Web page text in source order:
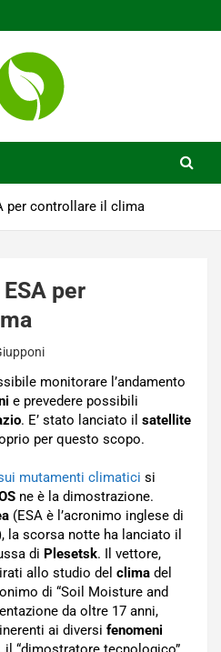
per controllare il clima
per
monitorare l’andamento
e prevedere possibili
. E’ stato lanciato il satellite
per questo scopo.
mutamenti climatici si
ne è la dimostrazione.
(ESA è l’acronimo inglese di
la scorsa notte ha lanciato il
di Plesetsk. Il vettore,
allo studio del clima del
di “Soil Moisture and
da oltre 17 anni,
ai diversi fenomeni